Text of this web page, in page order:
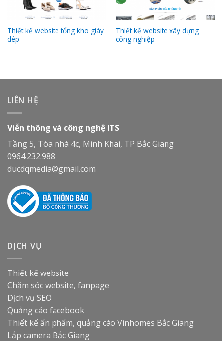
Thiết kế website tổng kho giày
dép
Thiết kế website xây dựng
công nghiệp
LIÊN HỆ
Viễn thông và công nghệ ITS
Tầng 5, Tòa nhà 4c, Minh Khai, TP Bắc Giang
0964.232.988
ducdqmedia@gmail.com
DỊCH VỤ
Thiết kế website
Chăm sóc website, fanpage
Dịch vụ SEO
Quảng cáo facebook
Thiết kế ấn phẩm, quảng cáo Vinhomes Bắc Giang
Lắp camera Bắc Giang